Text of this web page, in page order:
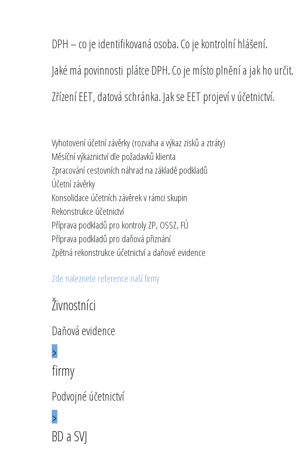
DPH – co je identifikovaná osoba. Co je kontrolní hlášení.
Jaké má povinnosti plátce DPH. Co je místo plnění a jak ho určit.
Zřízení EET, datová schránka. Jak se EET projeví v účetnictví.
Vyhotovení účetní závěrky (rozvaha a výkaz zisků a ztráty)
Měsíční výkaznictví dle požadavků klienta
Zpracování cestovních náhrad na základě podkladů
Účetní závěrky
Konsolidace účetních závěrek v rámci skupin
Rekonstrukce účetnictví
Příprava podkladů pro kontroly ZP, OSSZ, FÚ
Příprava podkladů pro daňová přiznání
Zpětná rekonstrukce účetnictví a daňové evidence
Zde naleznete reference naší firmy
Živnostníci
Daňová evidence
>
firmy
Podvojné účetnictví
>
BD a SVJ